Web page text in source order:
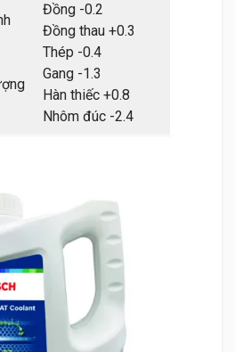
Đồng -0.2
Đồng thau +0.3
Thép -0.4
Gang -1.3
Hàn thiếc +0.8
Nhôm đúc -2.4